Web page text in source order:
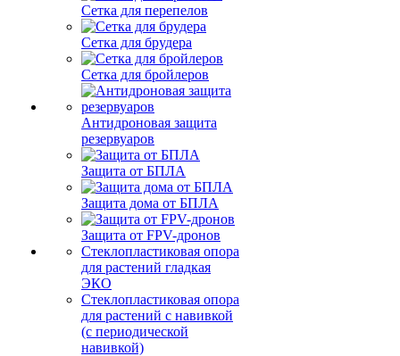
Сетка для перепелов
Сетка для брудера
Сетка для бройлеров
Антидроновая защита
резервуаров
Защита от БПЛА
Защита дома от БПЛА
Защита от FPV-дронов
Стеклопластиковая опора
для растений гладкая
ЭКО
Стеклопластиковая опора
для растений с навивкой
(с периодической
навивкой)